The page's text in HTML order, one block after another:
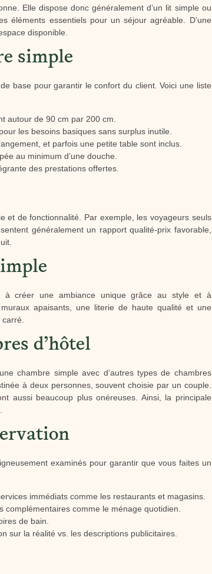
Elle dispose donc généralement d’un lit simple ou
éléments essentiels pour un séjour agréable. D’une
disponible.
simple
base pour garantir le confort du client. Voici une liste
autour de 90 cm par 200 cm.
les besoins basiques sans surplus inutile.
et parfois une petite table sont inclus.
au minimum d’une douche.
des prestations offertes.
et de fonctionnalité. Par exemple, les voyageurs seuls
généralement un rapport qualité-prix favorable,
à créer une ambiance unique grâce au style et à
apaisants, une literie de haute qualité et une
d’hôtel
chambre simple avec d’autres types de chambres
à deux personnes, souvent choisie par un couple.
aussi beaucoup plus onéreuses. Ainsi, la principale
examinés pour garantir que vous faites un
immédiats comme les restaurants et magasins.
comme le ménage quotidien.
de bain.
sur la réalité vs. les descriptions publicitaires.